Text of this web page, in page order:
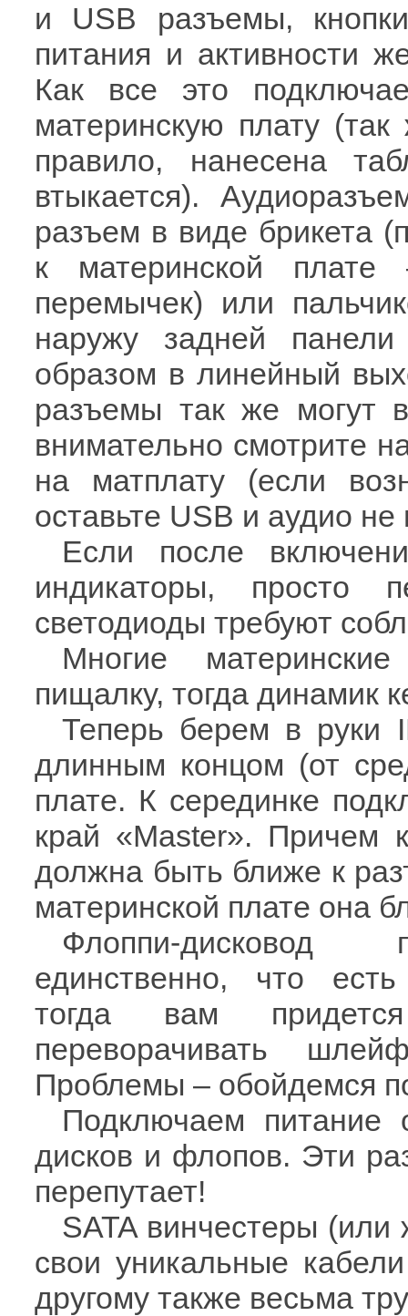
и USB разъемы,
питания и активности
Как все это
материнскую плату
правило, нанесена
втыкается).
разъем в виде брикета
к материнской
перемычек) или
наружу задней
образом в линейный
разъемы так же могут
внимательно смотрите
на матплату (если
оставьте USB и аудио
Если после
индикаторы, просто
светодиоды требуют
Многие
пищалку, тогда динамик
Теперь берем в руки
длинным концом (от
плате. К серединке
край «Master». Причем
должна быть ближе к
материнской плате она
Флоппи-дисковод
единственно, что есть
тогда вам
переворачивать
Проблемы – обойдемся
Подключаем питание
дисков и флопов. Эти
перепутает!
SATA винчестеры
свои уникальные
другому также весьма